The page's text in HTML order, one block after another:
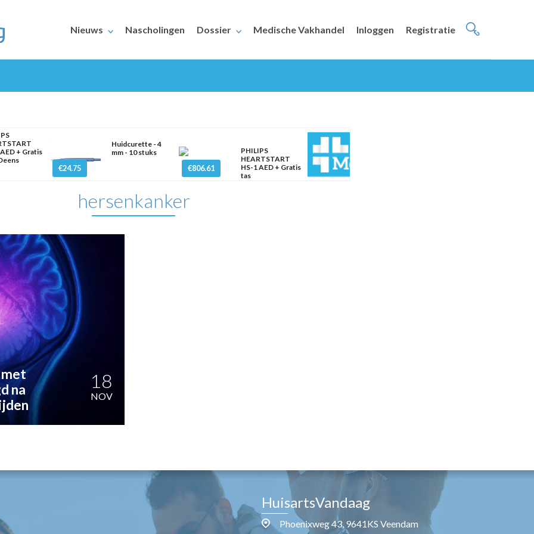
Nieuws Nascholingen Dossier Medische Vakhandel Inloggen Registratie
+ Gratis
€24.75
Huidcurette - 4
mm - 10 stuks
€806.61
PHILIPS
HEARTSTART
HS-1 AED + Gratis
tas
hersenkanker
na
18
NOV
HuisartsVandaag
Phoenixweg 43, 9641KS Veendam